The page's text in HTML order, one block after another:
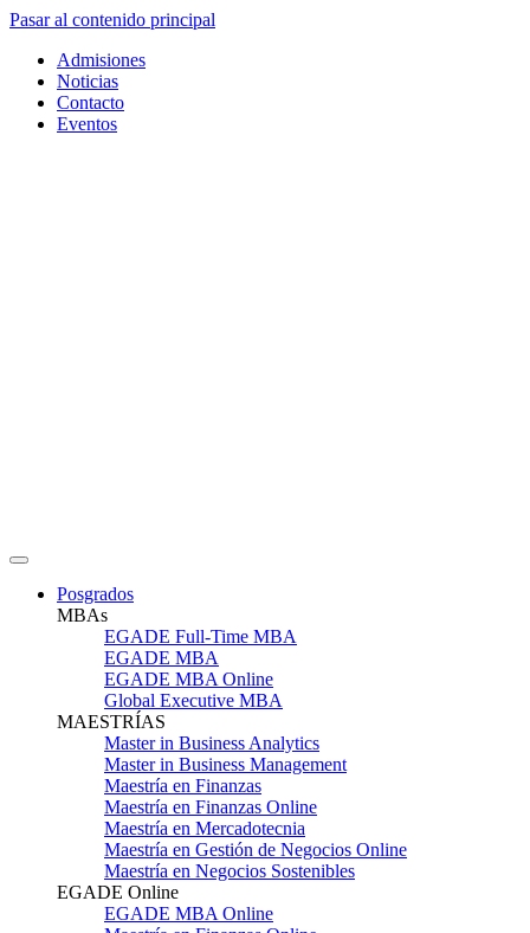
Pasar al contenido principal
Admisiones
Noticias
Contacto
Eventos
Posgrados
MBAs
EGADE Full-Time MBA
EGADE MBA
EGADE MBA Online
Global Executive MBA
MAESTRÍAS
Master in Business Analytics
Master in Business Management
Maestría en Finanzas
Maestría en Finanzas Online
Maestría en Mercadotecnia
Maestría en Gestión de Negocios Online
Maestría en Negocios Sostenibles
EGADE Online
EGADE MBA Online